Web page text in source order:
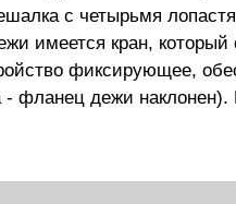
с четырьмя
имеется кран,
фиксирующее,
фланец дежи